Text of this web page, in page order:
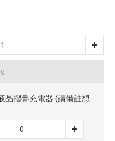
晶摺疊充電器 (請備註想